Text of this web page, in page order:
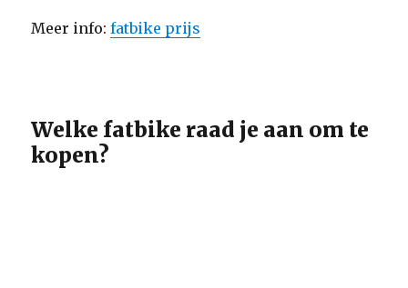
Meer info:fatbike prijs
Welke fatbike raad je aan om te
kopen?